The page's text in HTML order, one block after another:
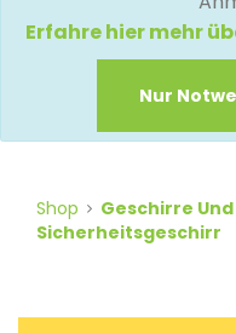
Erfahre hier mehr
Nur
Shop
Geschirre
Sicherheitsgeschirr